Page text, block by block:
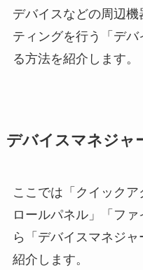
デバイスなどの周辺
ティングを行う「デ
る方法を紹介します。
デバイスマネジャ
ここでは「クイック
ロールパネル」「フ
ら「デバイスマネジ
紹介します。